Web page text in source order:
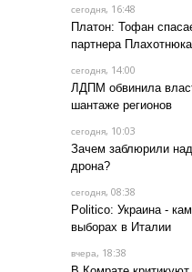
сегодня, 16:48
Платон: Тофан
партнера Плахотнюка
сегодня, 14:00
ЛДПМ обвинила
шантаже регионов
сегодня, 10:03
Зачем заблюрили
дрона?
сегодня, 08:38
Politico: Украина -
выборах в Италии
вчера, 18:38